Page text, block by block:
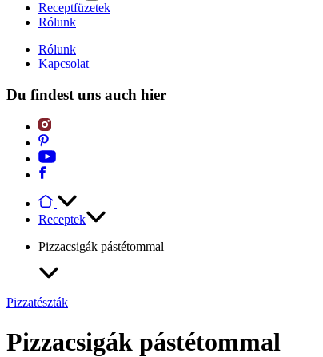
Receptfüzetek
Rólunk
Rólunk
Kapcsolat
Du findest uns auch hier
Receptek
Pizzacsigák pástétommal
Pizzatészták
Pizzacsigák pástétommal